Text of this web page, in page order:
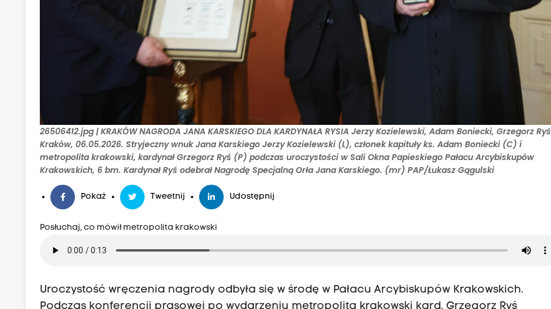
26506412.jpg | KRAKÓW NAGRODA JANA KARSKIEGO DLA KARDYNAŁA RYSIA Jerzy Kozielewski, Adam Boniecki, Grzegorz Ryś
Kraków, 06.05.2026. Stryjeczny wnuk Jana Karskiego Jerzy Kozielewski (L), członek kapituły ks. Adam Boniecki (C) i
metropolita krakowski, kardynał Grzegorz Ryś (P) podczas uroczystości w Sali Okna Papieskiego Pałacu Arcybiskupów
Krakowskich, 6 bm. Kardynał Ryś odebrał Nagrodę Specjalną Orła Jana Karskiego. (mr) PAP/Łukasz Gągulski
Pokaż Tweetnij Udostępnij
Posłuchaj, co mówił metropolita krakowski
Uroczystość wręczenia nagrody odbyła się w środę w Pałacu Arcybiskupów Krakowskich.
Podczas konferencji prasowej po wydarzeniu metropolita krakowski kard. Grzegorz Ryś